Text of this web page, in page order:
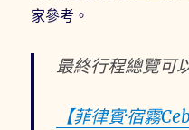
家參考。
最終行程總覽可
【菲律賓·宿霧